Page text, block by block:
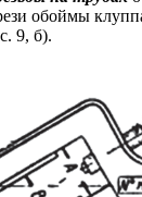
обоймы
9, б).